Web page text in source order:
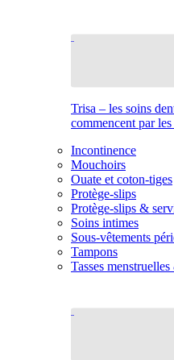
Trisa – les soins
commencent par
Incontinence
Mouchoirs
Ouate et coton-tiges
Protège-slips
Protège-slips &
Soins intimes
Sous-vêtements
Tampons
Tasses